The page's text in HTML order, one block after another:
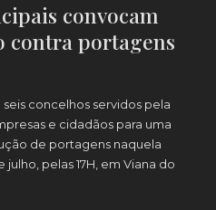
convocam
contra portagens
concelhos servidos pela
e cidadãos para uma
de portagens naquela
pelas 17H, em Viana do